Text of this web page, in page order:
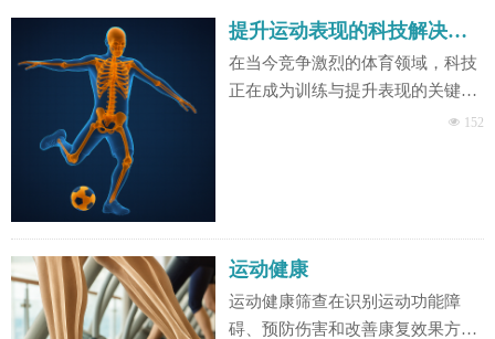
提升运动表现的科技解决方
案 —— 无标记动作捕捉系统
在当今竞争激烈的体育领域，科技
正在成为训练与提升表现的关键驱
动力。我们的无标记动作捕捉系统
动，实现数据驱动的运动分析，为
运动训练和康复提供科学依据。
넶 152
运动健康
运动健康筛查在识别运动功能障
碍、预防伤害和改善康复效果方面